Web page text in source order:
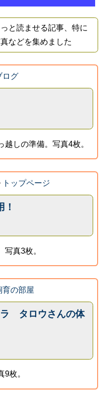
と読ませる記事、特に
などを集めました
ログ
しの準備。写真4枚。
トップページ
！
真3枚。
育の部屋
ラ タロウさんの体
枚。